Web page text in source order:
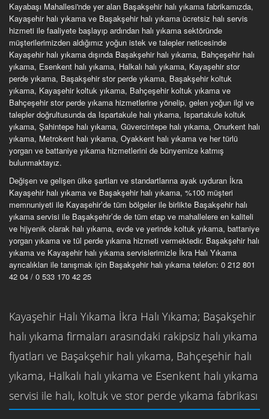
Kayabaşı Mahallesi'nde yer alan Başakşehir halı yıkama fabrikamızda,
Kayaşehir halı yıkama ve Başakşehir halı yıkama ücretsiz halı servis
hizmeti ile faaliyete başlayıp ardından halı yıkama sektöründe
müşterilerimizden aldığımız yoğun istek ve talepler neticesinde
Kayaşehir halı yıkama dışında Başakşehir halı yıkama, Bahçeşehir halı
yıkama, Esenkent halı yıkama, Halkalı halı yıkama, Kayaşehir stor
perde yıkama, Başakşehir stor perde yıkama, Başakşehir koltuk
yıkama, Kayaşehir koltuk yıkama, Bahçeşehir koltuk yıkama ve
Bahçeşehir stor perde yıkama hizmetlerine yönelip, gelen yoğun ilgi ve
talepler doğrultusunda da Ispartakule halı yıkama, Ispartakule koltuk
yıkama, Şahintepe halı yıkama, Güvercintepe halı yıkama, Onurkent halı
yıkama, Metrokent halı yıkama, Oyakkent halı yıkama ve her türlü
yorgan ve battaniye yıkama hizmetlerini de bünyemize katmış
bulunmaktayız.
Değişen ve gelişen ülke şartları ve standartlarına ayak uyduran İkra
Kayaşehir halı yıkama ve Başakşehir halı yıkama, %100 müşteri
memnuniyeti ile Kayaşehir’de tüm bölgeler ile birlikte Başakşehir halı
yıkama servisi ile Başakşehir’de de tüm etap ve mahallelere en kaliteli
ve hijyenik olarak halı yıkama, evde ve yerinde koltuk yıkama, battaniye
yorgan yıkama ve tül perde yıkama hizmeti vermektedir. Başakşehir halı
yıkama ve Kayaşehir halı yıkama servislerimizle İkra Halı Yıkama
ayrıcalıkları ile tanışmak için Başakşehir halı yıkama telefon: 0 212 801
42 04 / 0 533 170 42 25
Kayaşehir Halı Yıkama İkra Halı Yıkama; Başakşehir
halı yıkama firmaları arasındaki rakipsiz halı yıkama
fiyatları ve Başakşehir halı yıkama, Bahçeşehir halı
yıkama, Halkalı halı yıkama ve Esenkent halı yıkama
servisi ile halı, koltuk ve stor perde yıkama fabrikası